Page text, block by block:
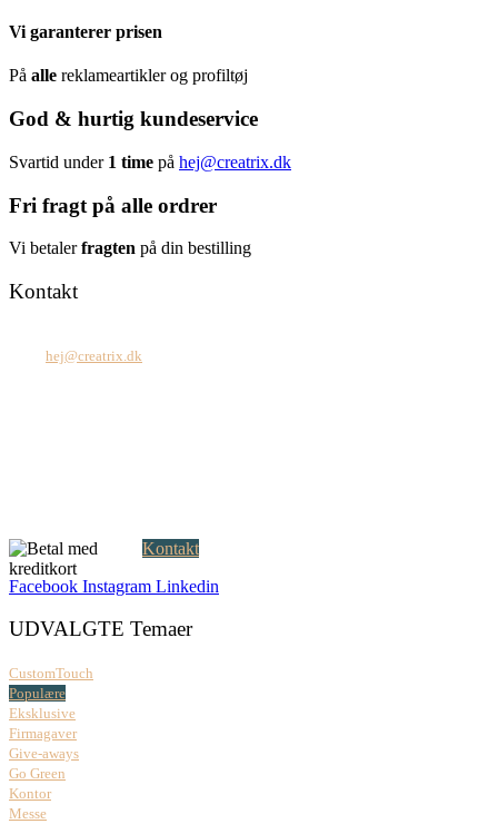
Vi garanterer prisen
På alle reklameartikler og profiltøj
God & hurtig kundeservice
Svartid under 1 time på hej@creatrix.dk
Fri fragt på alle ordrer
Vi betalerfragten på din bestilling
Kontakt
hej@creatrix.dk
Kontakt
Facebook Instagram Linkedin
UDVALGTE Temaer
CustomTouch
Populære
Eksklusive
Firmagaver
Give-aways
Go Green
Kontor
Messe